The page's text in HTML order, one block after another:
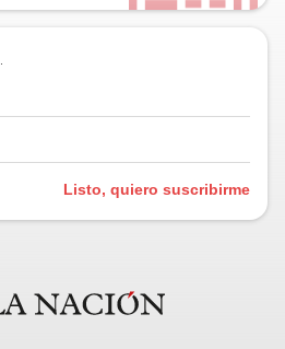
Listo, quiero suscribirme